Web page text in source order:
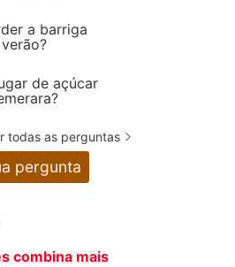
a barriga
de açúcar
todas as perguntas
pergunta
combina mais